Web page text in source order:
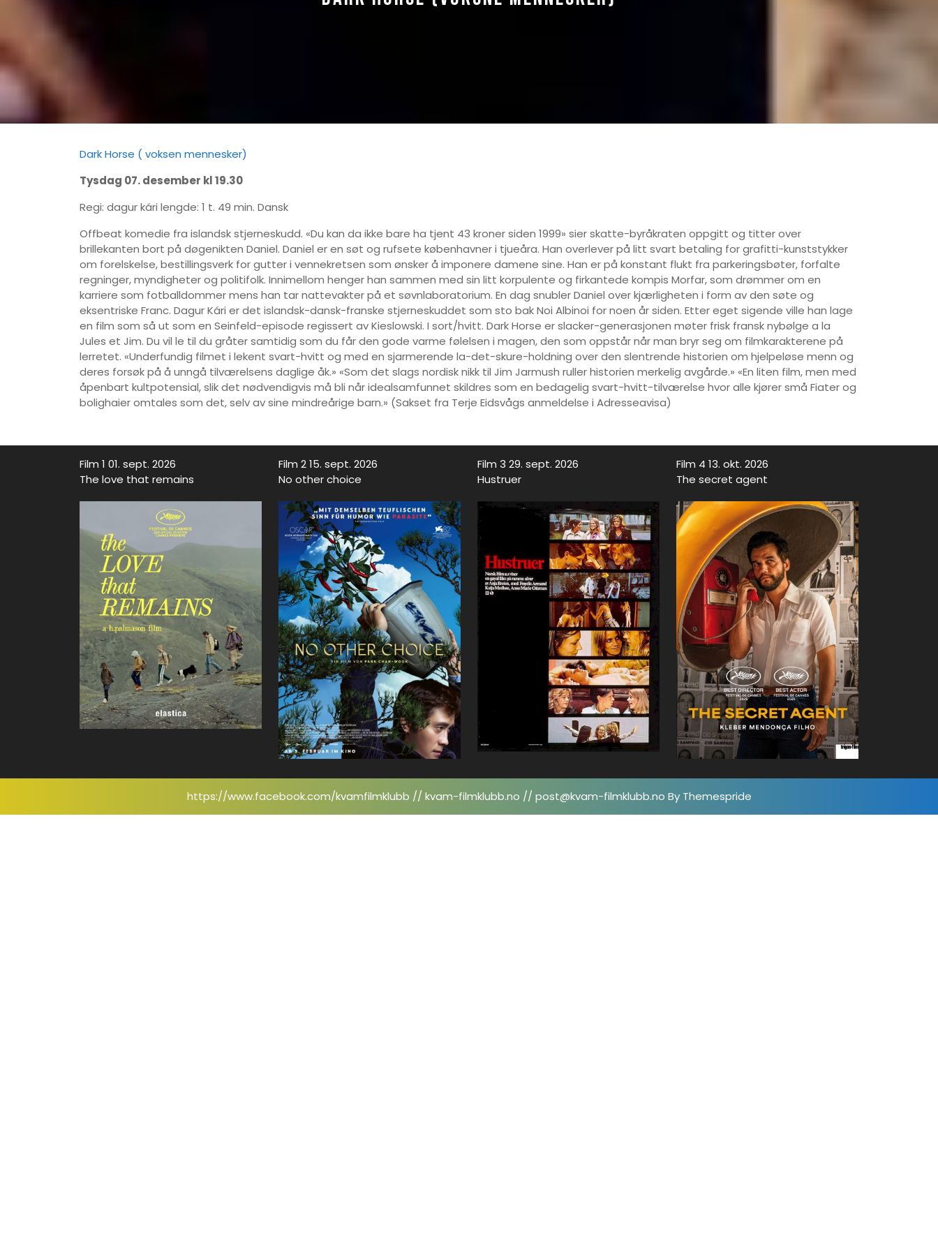
Dark Horse ( voksen mennesker)
Tysdag 07. desember kl 19.30
Regi: dagur kári lengde: 1 t. 49 min. Dansk
Offbeat komedie fra islandsk stjerneskudd. «Du kan da ikke bare ha tjent 43 kroner siden 1999» sier skatte-byråkraten oppgitt og titter over
brillekanten bort på døgenikten Daniel. Daniel er en søt og rufsete københavner i tjueåra. Han overlever på litt svart betaling for grafitti-kunststykker
om forelskelse, bestillingsverk for gutter i vennekretsen som ønsker å imponere damene sine. Han er på konstant flukt fra parkeringsbøter, forfalte
regninger, myndigheter og politifolk. Innimellom henger han sammen med sin litt korpulente og firkantede kompis Morfar, som drømmer om en
karriere som fotballdommer mens han tar nattevakter på et søvnlaboratorium. En dag snubler Daniel over kjærligheten i form av den søte og
eksentriske Franc. Dagur Kári er det islandsk-dansk-franske stjerneskuddet som sto bak Noi Albinoi for noen år siden. Etter eget sigende ville han lage
en film som så ut som en Seinfeld-episode regissert av Kieslowski. I sort/hvitt. Dark Horse er slacker-generasjonen møter frisk fransk nybølge a la
Jules et Jim. Du vil le til du gråter samtidig som du får den gode varme følelsen i magen, den som oppstår når man bryr seg om filmkarakterene på
lerretet. «Underfundig filmet i lekent svart-hvitt og med en sjarmerende la-det-skure-holdning over den slentrende historien om hjelpeløse menn og
deres forsøk på å unngå tilværelsens daglige åk.» «Som det slags nordisk nikk til Jim Jarmush ruller historien merkelig avgårde.» «En liten film, men med
åpenbart kultpotensial, slik det nødvendigvis må bli når idealsamfunnet skildres som en bedagelig svart-hvitt-tilværelse hvor alle kjører små Fiater og
bolighaier omtales som det, selv av sine mindreårige barn.» (Sakset fra Terje Eidsvågs anmeldelse i Adresseavisa)
Film 1 01. sept. 2026
The love that remains
Film 2 15. sept. 2026
No other choice
Film 3 29. sept. 2026
Hustruer
Film 4 13. okt. 2026
The secret agent
https://www.facebook.com/kvamfilmklubb // kvam-filmklubb.no // post@kvam-filmklubb.no By Themespride